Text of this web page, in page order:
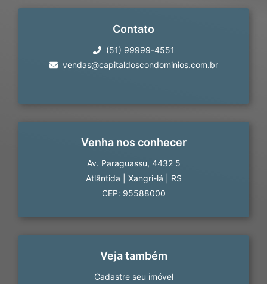
Contato
(51) 99999-4551
vendas@capitaldoscondominios.com.br
Venha nos conhecer
Av. Paraguassu, 4432 5
Atlântida
Xangri-lá
RS
CEP: 95588000
Veja também
Cadastre seu imóvel